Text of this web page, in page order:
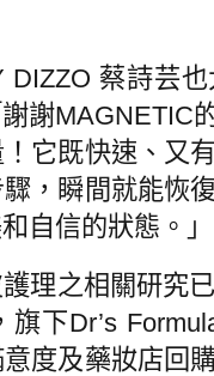
DIZZO 蔡詩芸
謝MAGNETIC
它既快速、又
，瞬間就能恢
自信的狀態。」
理之相關研究
旗下Dr’s
度及藥妝店回